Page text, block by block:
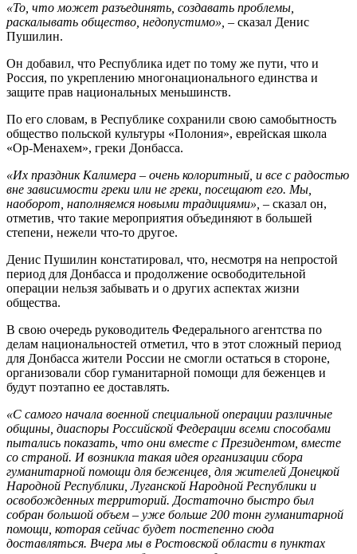
«То, что может разъединять, создавать проблемы,
раскалывать общество, недопустимо», – сказал Денис
Пушилин.
Он добавил, что Республика идет по тому же пути, что и
Россия, по укреплению многонационального единства и
защите прав национальных меньшинств.
По его словам, в Республике сохранили свою самобытность
общество польской культуры «Полония», еврейская школа
«Ор-Менахем», греки Донбасса.
«Их праздник Калимера – очень колоритный, и все с радостью
вне зависимости греки или не греки, посещают его. Мы,
наоборот, наполняемся новыми традициями», – сказал он,
отметив, что такие мероприятия объединяют в большей
степени, нежели что-то другое.
Денис Пушилин констатировал, что, несмотря на непростой
период для Донбасса и продолжение освободительной
операции нельзя забывать и о других аспектах жизни
общества.
В свою очередь руководитель Федерального агентства по
делам национальностей отметил, что в этот сложный период
для Донбасса жители России не смогли остаться в стороне,
организовали сбор гуманитарной помощи для беженцев и
будут поэтапно ее доставлять.
«С самого начала военной специальной операции различные
общины, диаспоры Российской Федерации всеми способами
пытались показать, что они вместе с Президентом, вместе
со страной. И возникла такая идея организации сбора
гуманитарной помощи для беженцев, для жителей Донецкой
Народной Республики, Луганской Народной Республики и
освобожденных территорий. Достаточно быстро был
собран большой объем – уже больше 200 тонн гуманитарной
помощи, которая сейчас будет постепенно сюда
доставляться. Вчера мы в Ростовской области в пунктах